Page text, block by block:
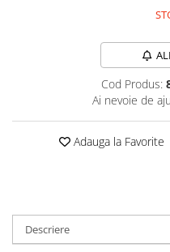
Vital Nutrients
NOW Foods
Nutricost
Cod Produs:
Ai nevoie de
Adauga la Favorite
Descriere